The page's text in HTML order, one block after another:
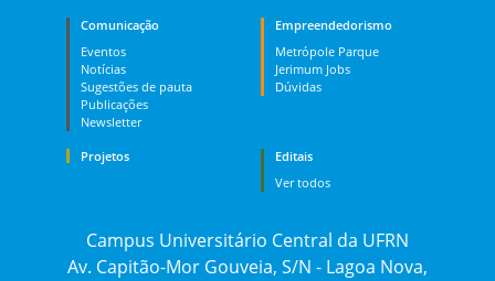
Comunicação
Eventos
Notícias
Sugestões de pauta
Publicações
Newsletter
Empreendedorismo
Metrópole Parque
Jerimum Jobs
Dúvidas
Projetos
Editais
Ver todos
Campus Universitário Central da UFRN
Av. Capitão-Mor Gouveia, S/N - Lagoa Nova,